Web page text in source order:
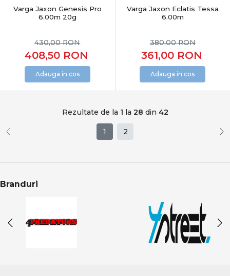
Varga Jaxon Genesis Pro
6.00m 20g
408,50 RON
430,00RON
Adauga in cos
Varga Jaxon Eclatis Tessa
6.00m
361,00 RON
380,00RON
Adauga in cos
Rezultate de la 1 la 28 din 42
1 2
Branduri